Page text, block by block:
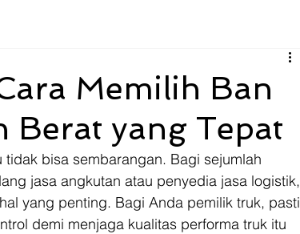
Memilih Ban
Berat yang Tepat
bisa sembarangan. Bagi sejumlah
jasa angkutan atau penyedia jasa logistik,
yang penting. Bagi Anda pemilik truk, pasti
demi menjaga kualitas performa truk itu